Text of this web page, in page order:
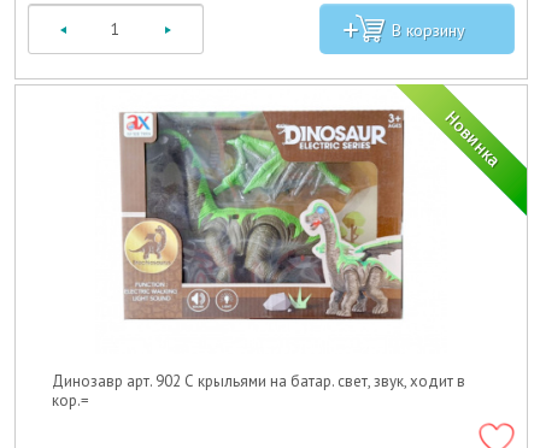
Динозавр арт. 902 С крыльями на батар. свет, звук, ходит в
кор.=